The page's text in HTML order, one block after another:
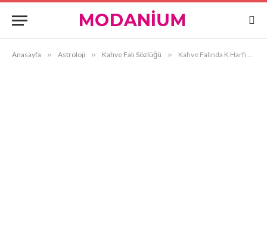
Anasayfa » Astroloji » Kahve Falı Sözlüğü » Kahve Falında K Harfi Görmek